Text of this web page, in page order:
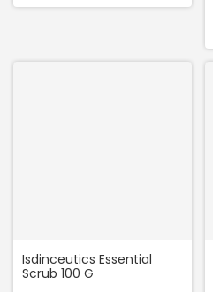
Isdinceutics Essential
Scrub 100 G